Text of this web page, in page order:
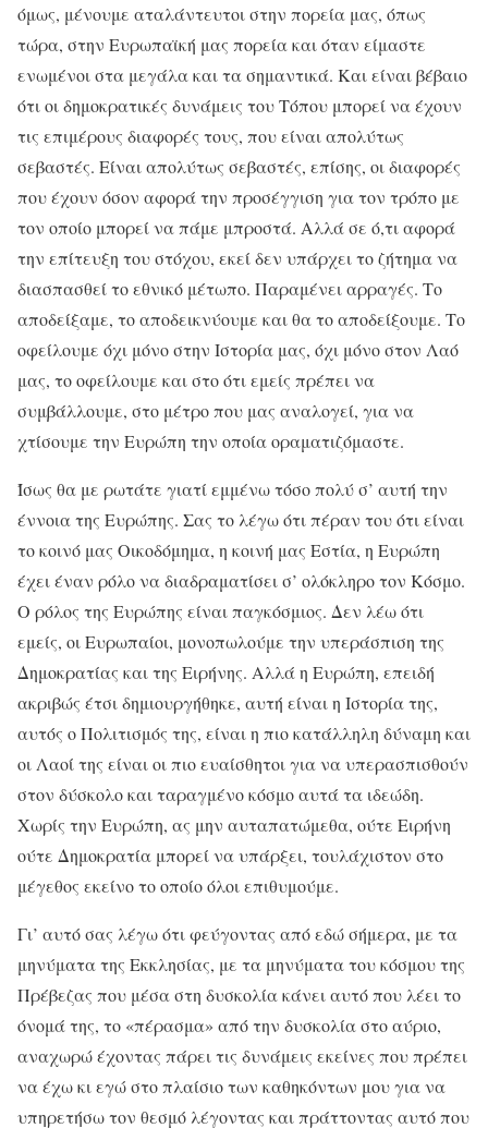
όμως, μένουμε αταλάντευτοι στην πορεία μας, όπως
τώρα, στην Ευρωπαϊκή μας πορεία και όταν είμαστε
ενωμένοι στα μεγάλα και τα σημαντικά. Και είναι βέβαιο
ότι οι δημοκρατικές δυνάμεις του Τόπου μπορεί να έχουν
τις επιμέρους διαφορές τους, που είναι απολύτως
σεβαστές. Είναι απολύτως σεβαστές, επίσης, οι διαφορές
που έχουν όσον αφορά την προσέγγιση για τον τρόπο με
τον οποίο μπορεί να πάμε μπροστά. Αλλά σε ό,τι αφορά
την επίτευξη του στόχου, εκεί δεν υπάρχει το ζήτημα να
διασπασθεί το εθνικό μέτωπο. Παραμένει αρραγές. Το
αποδείξαμε, το αποδεικνύουμε και θα το αποδείξουμε. Το
οφείλουμε όχι μόνο στην Ιστορία μας, όχι μόνο στον Λαό
μας, το οφείλουμε και στο ότι εμείς πρέπει να
συμβάλλουμε, στο μέτρο που μας αναλογεί, για να
χτίσουμε την Ευρώπη την οποία οραματιζόμαστε.
Ίσως θα με ρωτάτε γιατί εμμένω τόσο πολύ σ’ αυτή την
έννοια της Ευρώπης. Σας το λέγω ότι πέραν του ότι είναι
το κοινό μας Οικοδόμημα, η κοινή μας Εστία, η Ευρώπη
έχει έναν ρόλο να διαδραματίσει σ’ ολόκληρο τον Κόσμο.
Ο ρόλος της Ευρώπης είναι παγκόσμιος. Δεν λέω ότι
εμείς, οι Ευρωπαίοι, μονοπωλούμε την υπεράσπιση της
Δημοκρατίας και της Ειρήνης. Αλλά η Ευρώπη, επειδή
ακριβώς έτσι δημιουργήθηκε, αυτή είναι η Ιστορία της,
αυτός ο Πολιτισμός της, είναι η πιο κατάλληλη δύναμη και
οι Λαοί της είναι οι πιο ευαίσθητοι για να υπερασπισθούν
στον δύσκολο και ταραγμένο κόσμο αυτά τα ιδεώδη.
Χωρίς την Ευρώπη, ας μην αυταπατώμεθα, ούτε Ειρήνη
ούτε Δημοκρατία μπορεί να υπάρξει, τουλάχιστον στο
μέγεθος εκείνο το οποίο όλοι επιθυμούμε.
Γι’ αυτό σας λέγω ότι φεύγοντας από εδώ σήμερα, με τα
μηνύματα της Εκκλησίας, με τα μηνύματα του κόσμου της
Πρέβεζας που μέσα στη δυσκολία κάνει αυτό που λέει το
όνομά της, το «πέρασμα» από την δυσκολία στο αύριο,
αναχωρώ έχοντας πάρει τις δυνάμεις εκείνες που πρέπει
να έχω κι εγώ στο πλαίσιο των καθηκόντων μου για να
υπηρετήσω τον θεσμό λέγοντας και πράττοντας αυτό που